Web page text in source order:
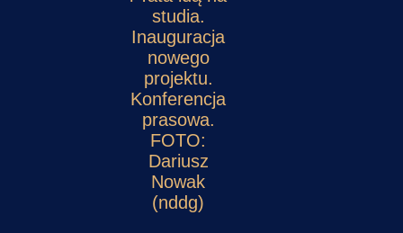
studia.
Inauguracja
nowego
projektu.
Konferencja
prasowa.
FOTO:
Dariusz
Nowak
(nddg)